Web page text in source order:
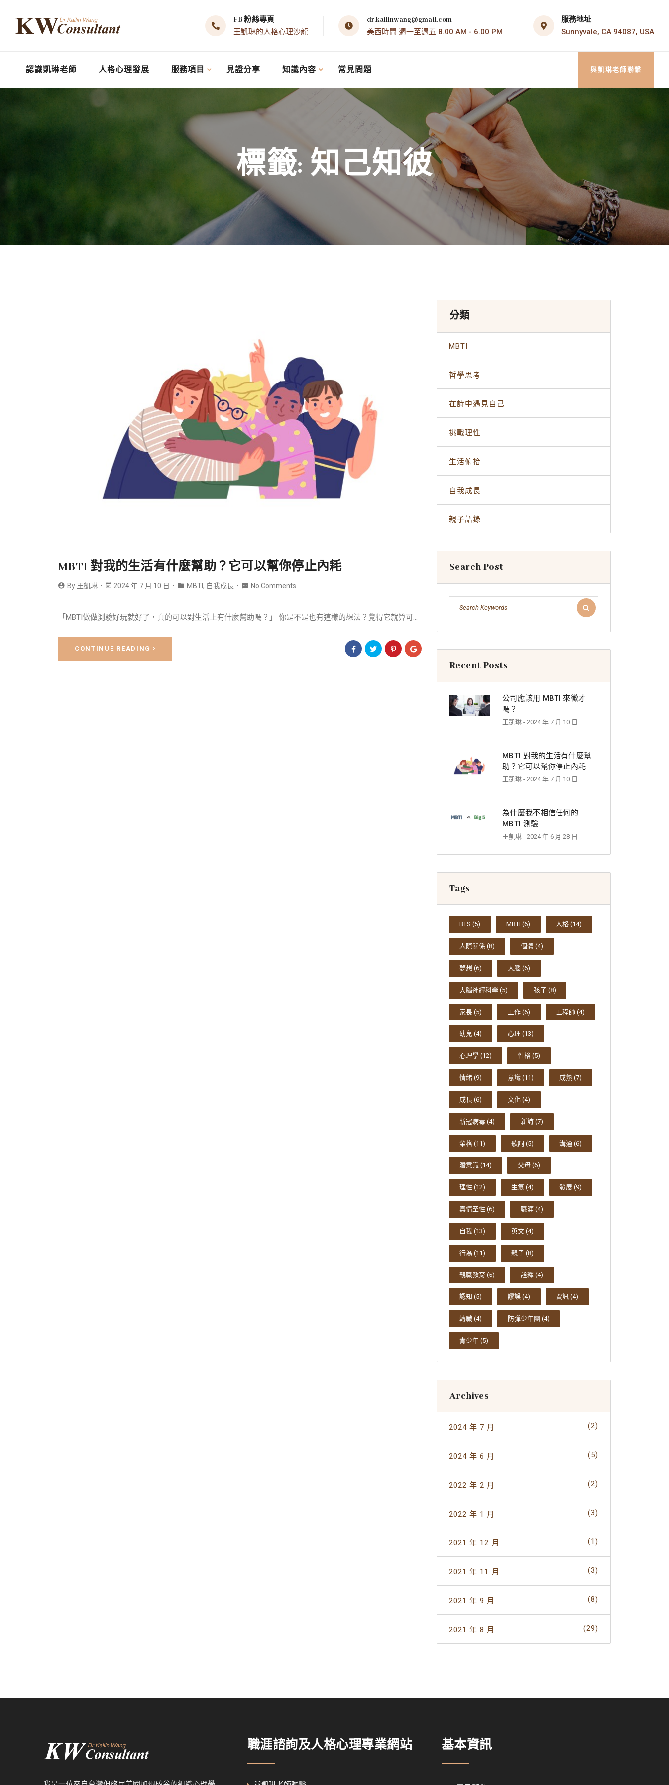
FB 粉絲專頁
王凱琳的人格心理沙龍
dr.kailinwang@gmail.com
美西時間 週一至週五 8.00 AM - 6.00 PM
服務地址
Sunnyvale, CA 94087, USA
認識凱琳老師 人格心理發展 服務項目 見證分享 知識內容 常見問題 與凱琳老師聯繫
標籤: 知己知彼
MBTI 對我的生活有什麼幫助？它可以幫你停止內耗
By 王凱琳 2024 年 7 月 10 日 MBTI, 自我成長 No Comments
「MBTI做做測驗好玩就好了，真的可以對生活上有什麼幫助嗎？」 你是不是也有這樣的想法？覺得它就算可...
CONTINUE READING
分類
MBTI
哲學思考
在詩中遇見自己
挑戰理性
生活俯拾
自我成長
親子語錄
Search Post
Recent Posts
公司應該用 MBTI 來徵才
嗎？
王凱琳 - 2024 年 7 月 10 日
MBTI 對我的生活有什麼幫
助？它可以幫你停止內耗
王凱琳 - 2024 年 7 月 10 日
為什麼我不相信任何的
MBTI 測驗
王凱琳 - 2024 年 6 月 28 日
Tags
BTS (5) MBTI (6) 人格 (14)
人際關係 (8) 個體 (4)
夢想 (6) 大腦 (6)
大腦神經科學 (5) 孩子 (8)
家長 (5) 工作 (6) 工程師 (4)
幼兒 (4) 心理 (13)
心理學 (12) 性格 (5)
情緒 (9) 意識 (11) 成熟 (7)
成長 (6) 文化 (4)
新冠病毒 (4) 新詩 (7)
榮格 (11) 歌詞 (5) 溝通 (6)
潛意識 (14) 父母 (6)
理性 (12) 生氣 (4) 發展 (9)
真情至性 (6) 職涯 (4)
自我 (13) 英文 (4)
行為 (11) 親子 (8)
親職教育 (5) 詮釋 (4)
認知 (5) 謬誤 (4) 資訊 (4)
轉職 (4) 防彈少年團 (4)
青少年 (5)
Archives
2024 年 7 月 (2)
2024 年 6 月 (5)
2022 年 2 月 (2)
2022 年 1 月 (3)
2021 年 12 月 (1)
2021 年 11 月 (3)
2021 年 9 月 (8)
2021 年 8 月 (29)
職涯諮詢及人格心理專業網站 基本資訊